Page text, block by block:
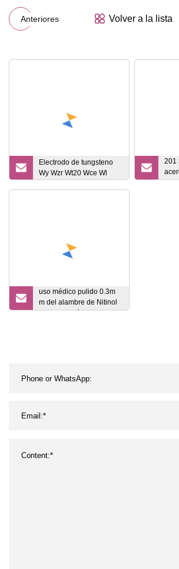
Anteriores Volver a la lista
Electrodo de tungsteno
Wy Wzr Wt20 Wce Wl
201
uso médico pulido 0.3m
m del alambre de Nitinol
de la aleación Titanium